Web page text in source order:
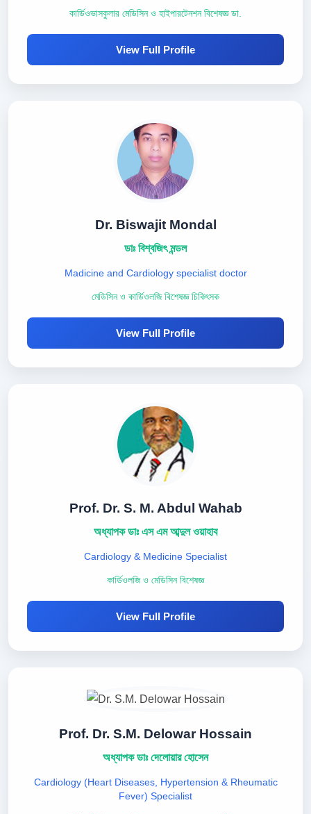
কার্ডিওভাসকুলার মেডিসিন ও হাইপারটেনশন বিশেষজ্ঞ ডা.
View Full Profile
Dr. Biswajit Mondal
ডাঃ বিশ্বজিৎ মন্ডল
Madicine and Cardiology specialist doctor
মেডিসিন ও কার্ডিওলজি বিশেষজ্ঞ চিকিৎসক
View Full Profile
Prof. Dr. S. M. Abdul Wahab
অধ্যাপক ডাঃ এস এম আব্দুল ওয়াহাব
Cardiology & Medicine Specialist
কার্ডিওলজি ও মেডিসিন বিশেষজ্ঞ
View Full Profile
Prof. Dr. S.M. Delowar Hossain
অধ্যাপক ডাঃ দেলোয়ার হোসেন
Cardiology (Heart Diseases, Hypertension & Rheumatic
Fever) Specialist